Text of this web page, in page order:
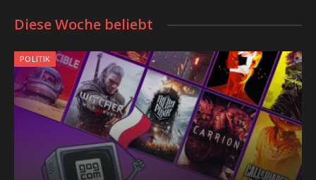
Diese Woche beliebt
POLITIK